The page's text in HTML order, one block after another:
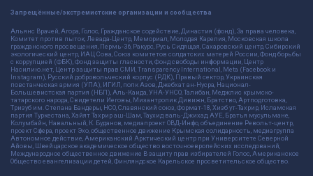
Запрещённые/экстремистские организации и сообщества
Альянс Врачей, Агора, Голос, Гражданское содействие, Династия (фонд), За права человека,
Комитет против пыток, Левада-Центр, Мемориал, Молодая Карелия, Московская школа
гражданского просвещения, Пермь-36, Ракурс, Русь Сидящая, Сахаровский центр, Сибирский
экологический центр, ИАЦ Сова, Союз комитетов солдатских матерей России, Фонд борьбы
с коррупцией (ФБК), Фонд защиты гласности, Фонд свободы информации, Центр
Насилию.нет, Центр защиты прав СМИ, Transparency International, Meta (Facebook и
Instagram), Русский добровольческий корпус (РДК), Правый сектор, Украинская
повстанческая армия (УПА), ИГИЛ, полк Азов, Джебхат ан-Нусра, Национал-
Большевистская партия (НБП), Аль-Каида, УНА-УНСО, Талибан, Меджлис крымско-
татарского народа, Свидетели Иеговы, Мизантропик Дивижн, Братство, Артподготовка,
Тризуб им. Степана Бандеры, НСО, Славянский союз, Формат-18, Хизб ут-Тахрир, Исламская
партия Туркестана, Хайят Тахрир аш-Шам, Таухид валь-Джихад, АУЕ, Братья мусульмане,
Колумбайн, Навальный, К. Буданов, медиапроект ОВД-Инфо, объединение Револьт-центр,
проект Сфера, проект Эхо, общественное движение Крымская солидарность, медиагруппа
Автономное действие, Американский Арктический центр при Университете Северной
Айовы, Швейцарское академическое общество восточноевропейских исследований,
Международное общественное движение В защиту прав избирателей Голос, Американское
Общество евангелизации детей, Финляндское Карельское просветительское общество.